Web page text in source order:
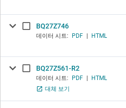
BQ27Z746
데이터 시트: PDF HTML
BQ27Z561-R2
데이터 시트: PDF
HTML
대체 보기